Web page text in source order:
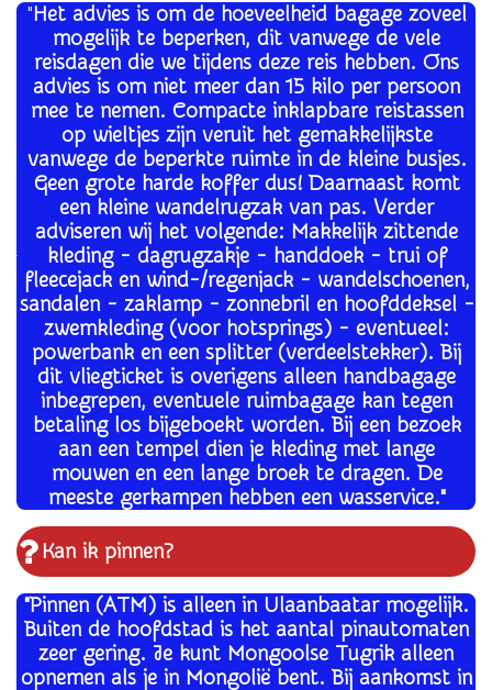
"Het advies is om de hoeveelheid bagage zoveel
mogelijk te beperken, dit vanwege de vele
reisdagen die we tijdens deze reis hebben. Ons
advies is om niet meer dan 15 kilo per persoon
mee te nemen. Compacte inklapbare reistassen
op wieltjes zijn veruit het gemakkelijkste
vanwege de beperkte ruimte in de kleine busjes.
Geen grote harde koffer dus! Daarnaast komt
een kleine wandelrugzak van pas. Verder
adviseren wij het volgende: Makkelijk zittende
kleding - dagrugzakje - handdoek - trui of
fleecejack en wind-/regenjack - wandelschoenen,
sandalen - zaklamp - zonnebril en hoofddeksel -
zwemkleding (voor hotsprings) - eventueel:
powerbank en een splitter (verdeelstekker). Bij
dit vliegticket is overigens alleen handbagage
inbegrepen, eventuele ruimbagage kan tegen
betaling los bijgeboekt worden. Bij een bezoek
aan een tempel dien je kleding met lange
mouwen en een lange broek te dragen. De
meeste gerkampen hebben een wasservice."
Kan ik pinnen?
"Pinnen (ATM) is alleen in Ulaanbaatar mogelijk.
Buiten de hoofdstad is het aantal pinautomaten
zeer gering. Je kunt Mongoolse Tugrik alleen
opnemen als je in Mongolië bent. Bij aankomst in